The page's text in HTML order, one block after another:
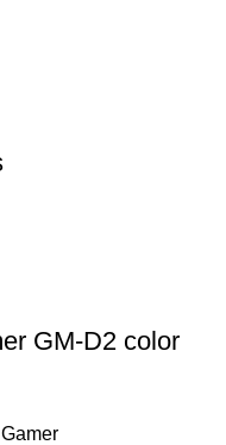
GM-D2 color
Gamer